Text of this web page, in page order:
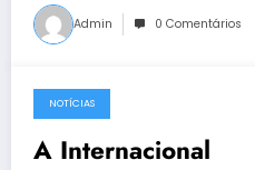
Admin 0 Comentários
11 de junho de 2013
NOTÍCIAS
A Internacional